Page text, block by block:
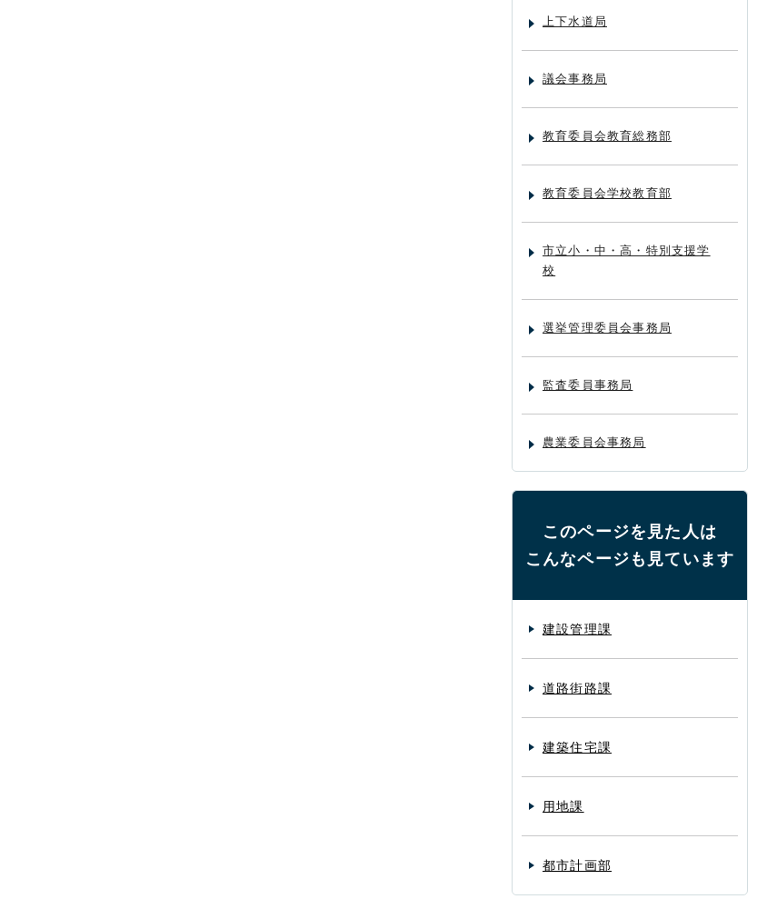
上下水道局
議会事務局
教育委員会教育総務部
教育委員会学校教育部
市立小・中・高・特別支援学
校
選挙管理委員会事務局
監査委員事務局
農業委員会事務局
このページを見た人は
こんなページも見ています
建設管理課
道路街路課
建築住宅課
用地課
都市計画部